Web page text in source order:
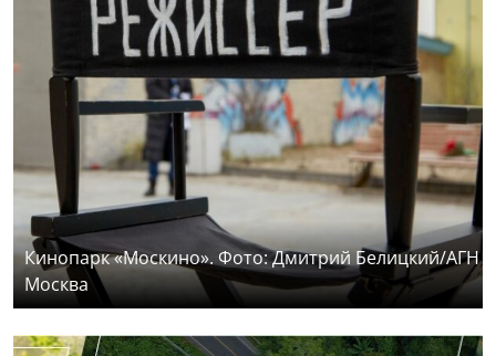
Кинопарк «Москино». Фото: Дмитрий Белицкий/АГН
Москва